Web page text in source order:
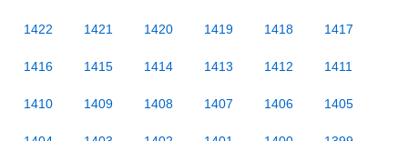
1422 1421 1420 1419 1418 1417
1416 1415 1414 1413 1412 1411
1410 1409 1408 1407 1406 1405